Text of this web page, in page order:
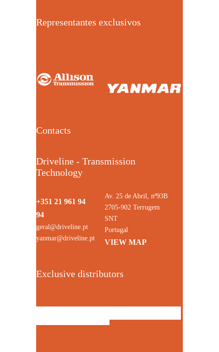
Representantes exclusivos
Contacts
Driveline - Transmission
Technology
+351 21 961 94
94
geral@driveline.pt
yanmar@driveline.pt
Av. 25 de Abril, nº93B
2705-902 Terrugem
SNT
Portugal
VIEW MAP
Exclusive distributors